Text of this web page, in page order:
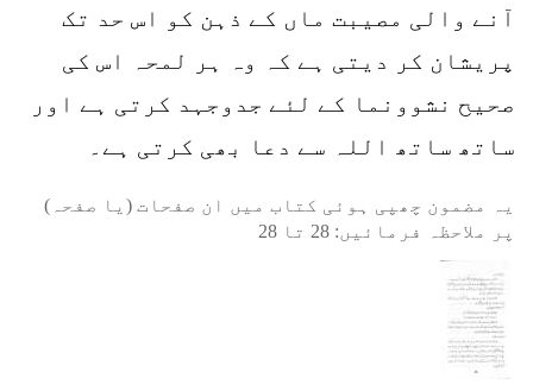
آنے والی مصیبت ماں کے ذہن کو اس حد تک
پریشان کر دیتی ہے کہ وہ ہر لمحہ اس کی
صحیح نشوونما کے لئے جدوجہد کرتی ہے اور
ساتھ ساتھ اللہ سے دعا بھی کرتی ہے۔
یہ مضمون چھپی ہوئی کتاب میں ان صفحات (یا صفحہ)
پر ملاحظہ فرمائیں: 28 تا 28